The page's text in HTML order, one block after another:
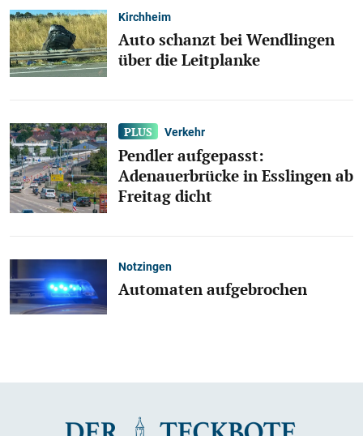
Kirchheim
Auto schanzt bei Wendlingen
über die Leitplanke
Verkehr
Pendler aufgepasst:
Adenauerbrücke in Esslingen ab
Freitag dicht
Notzingen
Automaten aufgebrochen